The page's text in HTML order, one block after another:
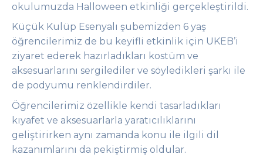
okulumuzda Halloween etkinliği gerçekleştirildi.
Küçük Kulüp Esenyalı şubemizden 6 yaş
öğrencilerimiz de bu keyifli etkinlik için UKEB’i
ziyaret ederek hazırladıkları kostüm ve
aksesuarlarını sergilediler ve söyledikleri şarkı ile
de podyumu renklendirdiler.
Öğrencilerimiz özellikle kendi tasarladıkları
kıyafet ve aksesuarlarla yaratıcılıklarını
geliştirirken aynı zamanda konu ile ilgili dil
kazanımlarını da pekiştirmiş oldular.